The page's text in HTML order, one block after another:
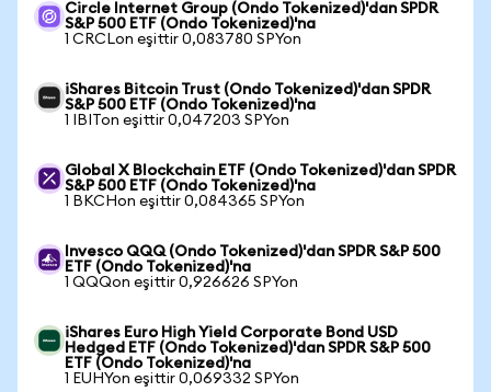
Circle Internet Group (Ondo Tokenized)'dan SPDR
S&P 500 ETF (Ondo Tokenized)'na
1 CRCLon eşittir 0,083780 SPYon
iShares Bitcoin Trust (Ondo Tokenized)'dan SPDR
S&P 500 ETF (Ondo Tokenized)'na
1 IBITon eşittir 0,047203 SPYon
Global X Blockchain ETF (Ondo Tokenized)'dan SPDR
S&P 500 ETF (Ondo Tokenized)'na
1 BKCHon eşittir 0,084365 SPYon
Invesco QQQ (Ondo Tokenized)'dan SPDR S&P 500
ETF (Ondo Tokenized)'na
1 QQQon eşittir 0,926626 SPYon
iShares Euro High Yield Corporate Bond USD
Hedged ETF (Ondo Tokenized)'dan SPDR S&P 500
ETF (Ondo Tokenized)'na
1 EUHYon eşittir 0,069332 SPYon